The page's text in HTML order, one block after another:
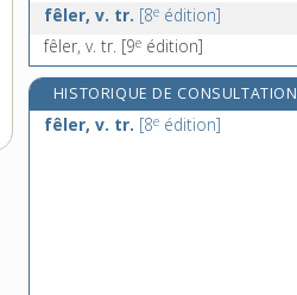
fêler, v. tr. [8e édition]
fêler, v. tr. [9e édition]
HISTORIQUE DE CONSULTATION
fêler, v. tr. [8e édition]